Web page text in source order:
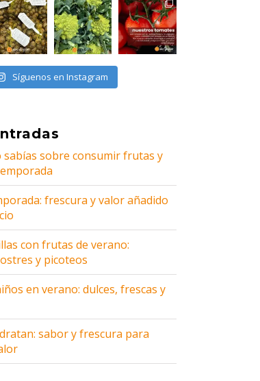
Síguenos en Instagram
sabías sobre consumir frutas y
frescura y valor añadido
con frutas de verano:
y picoteos
en verano: dulces, frescas y
sabor y frescura para